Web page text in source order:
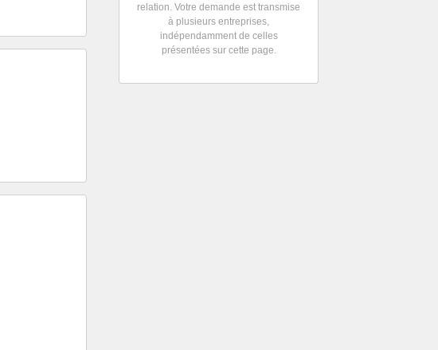
relation. Votre demande est transmise
à plusieurs entreprises,
indépendamment de celles
présentées sur cette page.